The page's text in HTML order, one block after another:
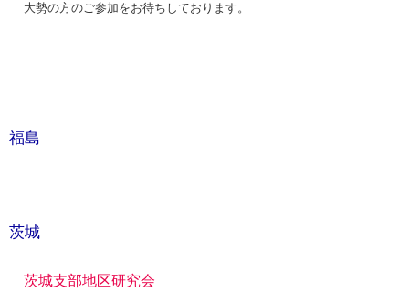
大勢の方のご参加をお待ちしております。
福島
茨城
茨城支部地区研究会